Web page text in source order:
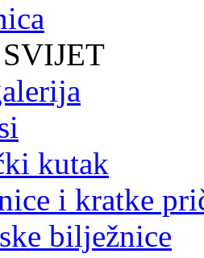
kutak
i kratke
bilježnice